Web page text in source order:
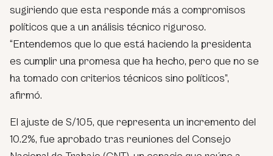
sugiriendo que esta responde más a compromisos
políticos que a un análisis técnico riguroso.
“Entendemos que lo que está haciendo la presidenta
es cumplir una promesa que ha hecho, pero que no se
ha tomado con criterios técnicos sino políticos”,
afirmó.
El ajuste de S/105, que representa un incremento del
10.2%, fue aprobado tras reuniones del Consejo